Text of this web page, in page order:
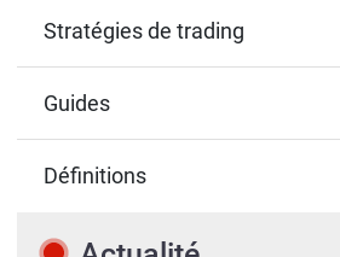
Stratégies de trading
Guides
Définitions